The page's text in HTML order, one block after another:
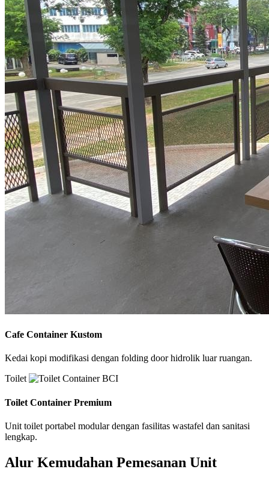
Cafe Container Kustom
Kedai kopi modifikasi dengan folding door hidrolik luar ruangan.
Toilet
Toilet Container Premium
Unit toilet portabel modular dengan fasilitas wastafel dan sanitasi
lengkap.
Alur Kemudahan Pemesanan Unit